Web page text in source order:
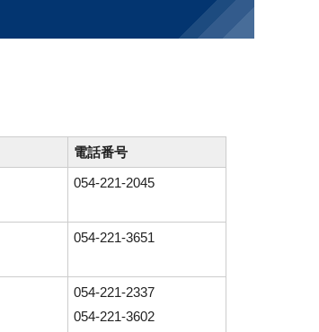
電話番号
054-221-2045
054-221-3651
054-221-2337
054-221-3602